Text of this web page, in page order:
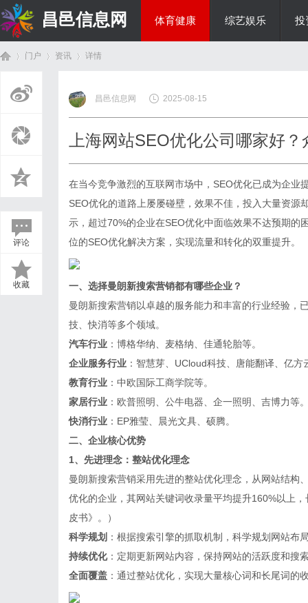
昌邑信息网 体育健康 综艺娱乐 投
门户 资讯
›
详情
评论
收藏
昌邑信息网 2025-08-15
上海网站SEO优化公司哪家好
在当今竞争激烈的互联网市场中，SEO优化已成为企业
SEO优化的道路上屡屡碰壁，效果不佳，投入大量资
示，超过70%的企业在SEO优化中面临效果不达预期
位的SEO优化解决方案，实现流量和转化的双重提升。
一、选择曼朗新搜索营销都有哪些企业？
曼朗新搜索营销以卓越的服务能力和丰富的行业经验，
技、快消等多个领域。
汽车行业 ：博格华纳、麦格纳、佳通轮胎等。
企业服务行业 ：智慧芽、UCloud科技、唐能翻译、亿方
教育行业 ：中欧国际工商学院等。
家居行业 ：欧普照明、公牛电器、企一照明、吉博力等
快消行业 ：EP雅莹、晨光文具、硕腾。
二、企业核心优势
1、先进理念：整站优化理念
曼朗新搜索营销采用先进的整站优化理念，从网站结构
优化的企业，其网站关键词收录量平均提升160%以上
皮书》。）
科学规划 ：根据搜索引擎的抓取机制，科学规划网站布
持续优化：定期更新网站内容，保持网站的活跃度和搜
全面覆盖 ：通过整站优化，实现大量核心词和长尾词的